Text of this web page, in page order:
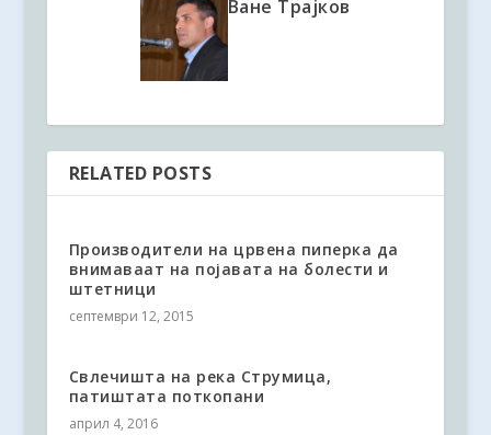
Ване Трајков
RELATED POSTS
Производители на црвена пиперка да
внимаваат на појавата на болести и
штетници
септември 12, 2015
Свлечишта на река Струмица,
патиштата поткопани
април 4, 2016